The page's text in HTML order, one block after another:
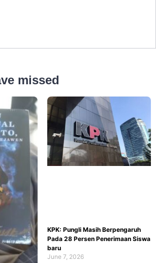
missed
KPK: Pungli Masih Berpengaruh
Pada 28 Persen Penerimaan Siswa
baru
June 7, 2026